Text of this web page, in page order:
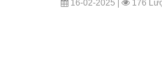
16-02-2025 | 176